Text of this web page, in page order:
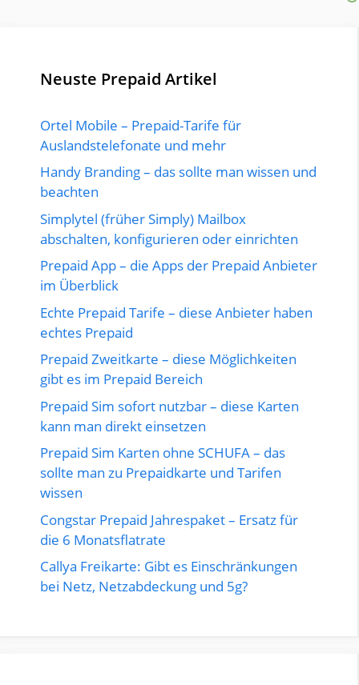
Neuste Prepaid Artikel
Ortel Mobile – Prepaid-Tarife für
Auslandstelefonate und mehr
Handy Branding – das sollte man wissen und
beachten
Simplytel (früher Simply) Mailbox
abschalten, konfigurieren oder einrichten
Prepaid App – die Apps der Prepaid Anbieter
im Überblick
Echte Prepaid Tarife – diese Anbieter haben
echtes Prepaid
Prepaid Zweitkarte – diese Möglichkeiten
gibt es im Prepaid Bereich
Prepaid Sim sofort nutzbar – diese Karten
kann man direkt einsetzen
Prepaid Sim Karten ohne SCHUFA – das
sollte man zu Prepaidkarte und Tarifen
wissen
Congstar Prepaid Jahrespaket – Ersatz für
die 6 Monatsflatrate
Callya Freikarte: Gibt es Einschränkungen
bei Netz, Netzabdeckung und 5g?